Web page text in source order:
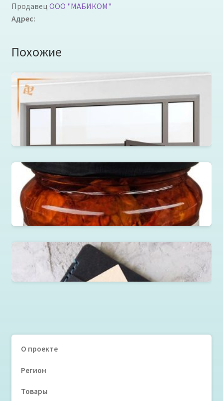
Продавец ООО "МАБИКОМ"
Адрес:
Похожие
Перегородки из алюминия и стекла от ФабрикантЪ
Оконные системы
Вяленые ТОМАТЫ в масле, 250 г
Читать далее
Микрокошелек
О проекте
Регион
Товары